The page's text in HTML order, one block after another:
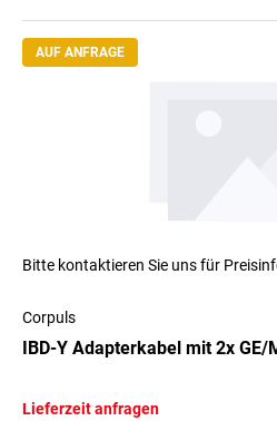
AUF ANFRAGE
Bitte kontaktieren Sie uns für
Corpuls
IBD-Y Adapterkabel mit 2x
Lieferzeit anfragen